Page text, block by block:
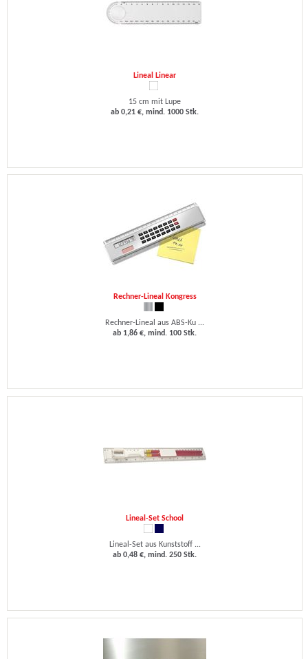
Lineal Linear
15 cm mit Lupe
ab 0,21 €, mind. 1000 Stk.
Rechner-Lineal Kongress
Rechner-Lineal aus ABS-Ku ...
ab 1,86 €, mind. 100 Stk.
Lineal-Set School
Lineal-Set aus Kunststoff ...
ab 0,48 €, mind. 250 Stk.